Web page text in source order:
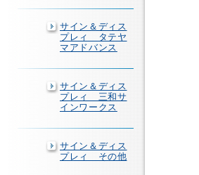
サイン＆ディス
プレィ タテヤ
マアドバンス
サイン＆ディス
プレィ 三和サ
インワークス
サイン＆ディス
プレィ その他